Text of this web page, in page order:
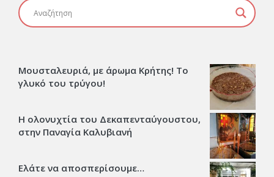
Μουσταλευριά, με άρωμα Κρήτης! Το
γλυκό του τρύγου!
Η ολονυχτία του Δεκαπενταύγουστου,
στην Παναγία Καλυβιανή
Ελάτε να αποσπερίσουμε…